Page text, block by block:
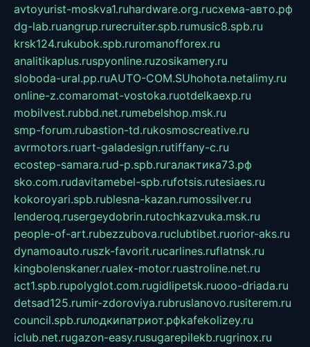
avtoyurist-moskva1.ruhardware.org.ruсхема-авто.рф
dg-lab.ruangrup.rurecruiter.spb.rumusic8.spb.ru
krsk124.rukubok.spb.ruromanofforex.ru
analitikaplus.ruspyonline.ruzosikamery.ru
sloboda-ural.pp.ruAUTO-COM.SUhohota.netalimy.ru
online-z.comaromat-vostoka.ruotdelkaexp.ru
mobilvest.rubbd.net.rumebelshop.msk.ru
smp-forum.rubastion-td.rukosmoscreative.ru
avrmotors.ruart-galadesign.rutiffany-c.ru
ecostep-samara.rud-p.spb.ruгалактика73.рф
sko.com.rudavitamebel-spb.rufotsis.rutesiaes.ru
kokoroyari.spb.rublesna-kazan.rumossilver.ru
lenderoq.rusergeydobrin.rutochkazvuka.msk.ru
people-of-art.rubezzubova.ruclubtibet.ruorior-aks.ru
dynamoauto.ruszk-favorit.rucarlines.ruflatnsk.ru
kingbolenskaner.rualex-motor.ruastroline.net.ru
act1.spb.rupolyglot.com.rugidlipetsk.ruooo-driada.ru
detsad125.rumir-zdoroviya.rubruslanovo.rusiterem.ru
council.spb.ruлодкипатриот.рфkafekolizey.ru
iclub.net.rugazon-easy.rusugarepilekb.rugrinox.ru